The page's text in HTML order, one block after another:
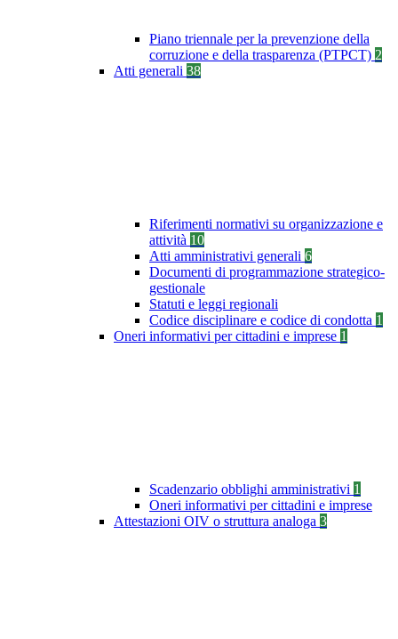
Piano triennale per la prevenzione della
corruzione e della trasparenza (PTPCT) 2
Atti generali 38
Riferimenti normativi su organizzazione e
attività 10
Atti amministrativi generali 6
Documenti di programmazione strategico-
gestionale
Statuti e leggi regionali
Codice disciplinare e codice di condotta 1
Oneri informativi per cittadini e imprese 1
Scadenzario obblighi amministrativi 1
Oneri informativi per cittadini e imprese
Attestazioni OIV o struttura analoga 3